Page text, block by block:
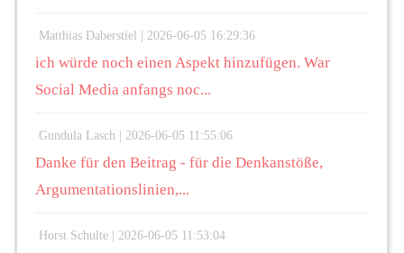
Matthias Daberstiel | 2026-06-05 16:29:36
ich würde noch einen Aspekt hinzufügen. War
Social Media anfangs noc...
Gundula Lasch | 2026-06-05 11:55:06
Danke für den Beitrag - für die Denkanstöße,
Argumentationslinien,...
Horst Schulte | 2026-06-05 11:53:04